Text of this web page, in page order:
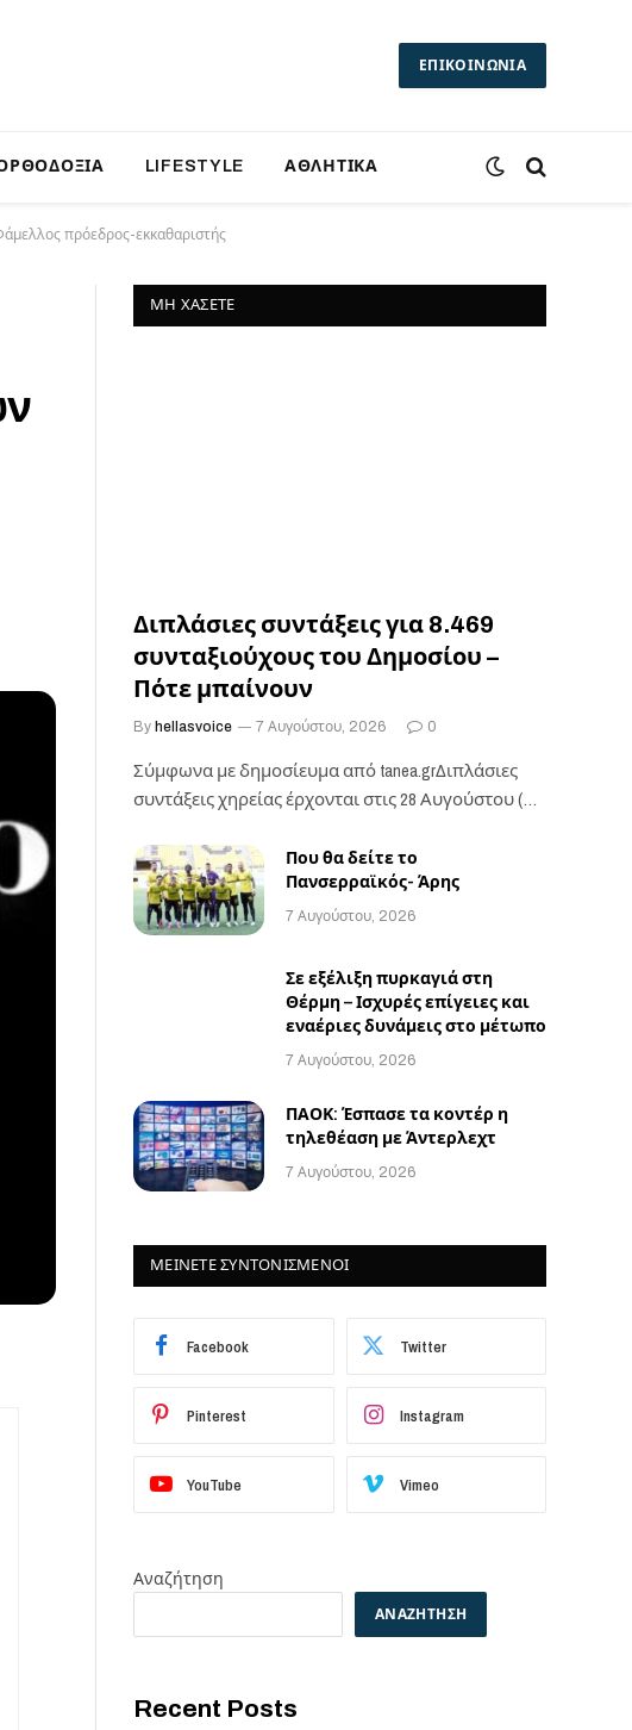
ΕΠΙΚΟΙΝΩΝΙΑ
LIFESTYLE ΑΘΛΗΤΙΚΑ
πρόεδρος-εκκαθαριστής
ΜΗ ΧΆΣΕΤΕ
Διπλάσιες συντάξεις για 8.469
συνταξιούχους του Δημοσίου –
Πότε μπαίνουν
By hellasvoice 7 Αυγούστου, 2026 0
Σύμφωνα με δημοσίευμα από tanea.grΔιπλάσιες
συντάξεις χηρείας έρχονται στις 28 Αυγούστου (με
Που θα δείτε το
Πανσερραϊκός- Άρης
7 Αυγούστου, 2026
Σε εξέλιξη πυρκαγιά στη
Θέρμη – Ισχυρές επίγειες και
εναέριες δυνάμεις στο μέτωπο
7 Αυγούστου, 2026
ΠΑΟΚ: Έσπασε τα κοντέρ η
τηλεθέαση με Άντερλεχτ
7 Αυγούστου, 2026
ΜΕΙΝΕΤΕ ΣΥΝΤΟΝΙΣΜΕΝΟΙ
Facebook Twitter
Pinterest Instagram
YouTube Vimeo
Αναζήτηση
ΑΝΑΖΉΤΗΣΗ
Recent Posts